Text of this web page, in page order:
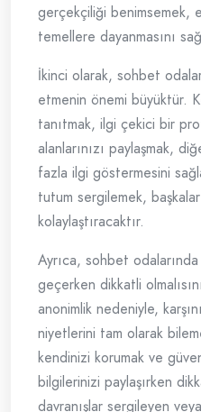
gerçekçiliği benimsemek,
temellere dayanmasını
İkinci olarak, sohbet
etmenin önemi büyüktür.
tanıtmak, ilgi çekici bir
alanlarınızı paylaşmak,
fazla ilgi göstermesini
tutum sergilemek,
kolaylaştıracaktır.
Ayrıca, sohbet
geçerken dikkatli
anonimlik nedeniyle,
niyetlerini tam olarak
kendinizi korumak ve
bilgilerinizi paylaşırken
davranışlar sergileyen